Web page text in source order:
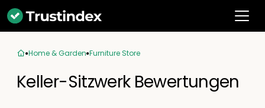
Home & Garden Furniture Store
Keller-Sitzwerk Bewertungen